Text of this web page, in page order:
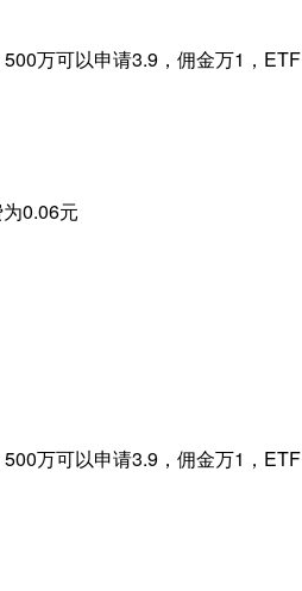
万可以申请3.9，佣金万1，ETF
0.06元
万可以申请3.9，佣金万1，ETF